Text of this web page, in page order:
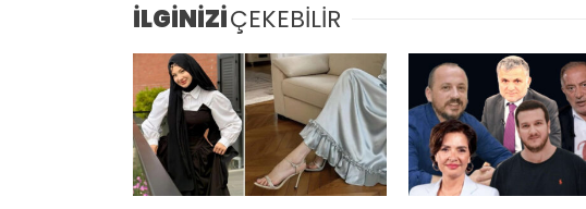
İLGİNİZİÇEKEBİLİR